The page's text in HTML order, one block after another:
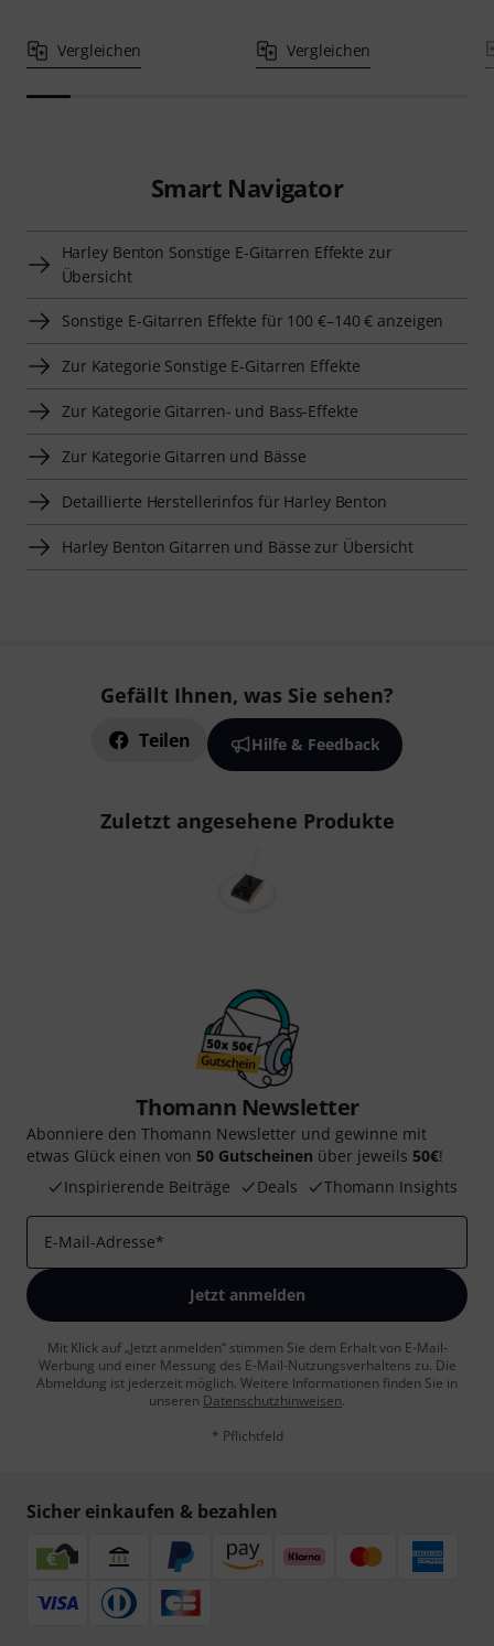
Vergleichen Vergleichen
Smart Navigator
Harley Benton Sonstige E-Gitarren Effekte zur
Übersicht
Sonstige E-Gitarren Effekte für 100 €–140 € anzeigen
Zur Kategorie Sonstige E-Gitarren Effekte
Zur Kategorie Gitarren- und Bass-Effekte
Zur Kategorie Gitarren und Bässe
Detaillierte Herstellerinfos für Harley Benton
Harley Benton Gitarren und Bässe zur Übersicht
Gefällt Ihnen, was Sie sehen?
Teilen Hilfe & Feedback
Zuletzt angesehene Produkte
Thomann Newsletter
Abonniere den Thomann Newsletter und gewinne mit
etwas Glück einen von 50 Gutscheinen über jeweils 50€!
Inspirierende Beiträge
Deals Thomann Insights
E-Mail-Adresse*
Jetzt anmelden
Mit Klick auf „Jetzt anmelden“ stimmen Sie dem Erhalt von E-Mail-
Werbung und einer Messung des E-Mail-Nutzungsverhaltens zu. Die
Abmeldung ist jederzeit möglich. Weitere Informationen finden Sie in
unseren Datenschutzhinweisen.
* Pflichtfeld
Sicher einkaufen & bezahlen